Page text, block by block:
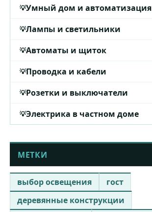
Умный дом и автоматизация
Лампы и светильники
Автоматы и щиток
Проводка и кабели
Розетки и выключатели
Электрика в частном доме
МЕТКИ
выбор освещения
гост
деревянные конструкции